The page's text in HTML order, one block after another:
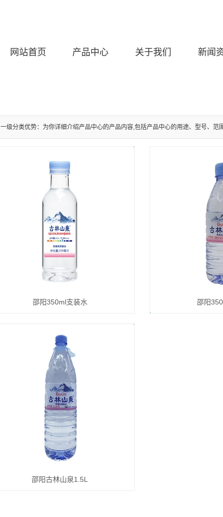
网站首页 产品中心 关于我们 新闻
一级分类优势：为你详细介绍产品中心的产品内容,包括产品中心的用途、型号、范
邵阳350ml支装水 邵阳
邵阳古林山泉1.5L